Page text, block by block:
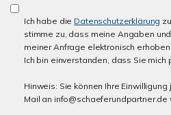
Ich habe die Datenschutzerklärung
stimme zu, dass meine Angaben
meiner Anfrage elektronisch
Ich bin einverstanden, dass Sie mich
Hinweis: Sie können Ihre
Mail an info@schaeferundpartner.de